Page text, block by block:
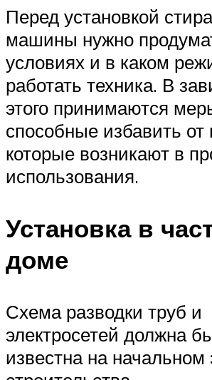
Перед установкой
машины нужно
условиях и в каком
работать техника. В
этого принимаются
способные избавить от
которые возникают в
использования.
Установка в
доме
Схема разводки труб и
электросетей должна
известна на начальном